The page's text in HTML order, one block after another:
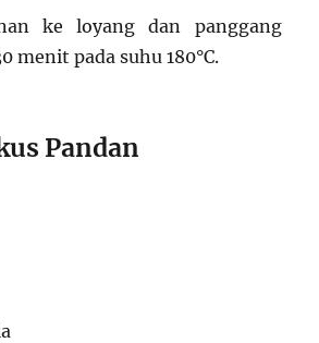
ke loyang dan panggang
menit pada suhu 180°C.
Pandan